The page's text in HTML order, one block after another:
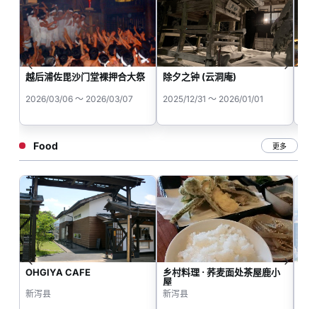
越后浦佐毘沙门堂裸押合大祭
2026/03/06 ～ 2026/03/07
除夕之钟 (云洞庵)
2025/12/31 ～ 2026/01/01
Food 更多
OHGIYA CAFE
新泻县
乡村料理 · 荞麦面处茶屋鹿小
屋
新泻县